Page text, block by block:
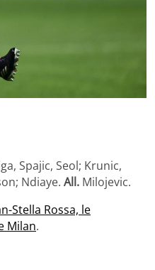
Spajic, Seol; Krunic,
Ndiaye. All. Milojevic.
Stella Rossa, le
Milan.